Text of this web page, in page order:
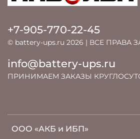
ООО «АКБ и ИБП»
+7-905-770-22-45
© battery-ups.ru 2026 | ВСЕ
info@battery-ups.ru
ПРИНИМАЕМ ЗАКАЗЫ